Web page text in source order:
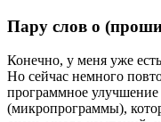
Пару слов о
Конечно, у меня уже
Но сейчас немного
программное
(микропрограммы),